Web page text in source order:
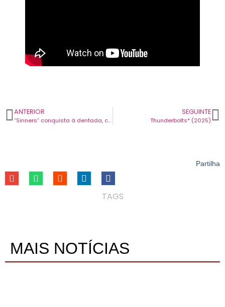
ANTERIOR
“Sinners” conquista à dentada, com blues à mistura
SEGUINTE
Thunderbolts* (2025)
Partilha
TAGS
MAIS NOTÍCIAS